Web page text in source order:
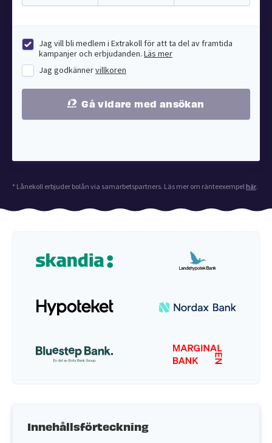
Jag vill bli medlem i Extrakoll för att ta del av framtida
kampanjer och erbjudanden. Läs mer
Jag godkännervillkoren
Gå vidare med ansökan
* Lånekoll erbjuder bolån via samarbetspartners. Läs mer om ränteexempelhär.
Innehållsförteckning